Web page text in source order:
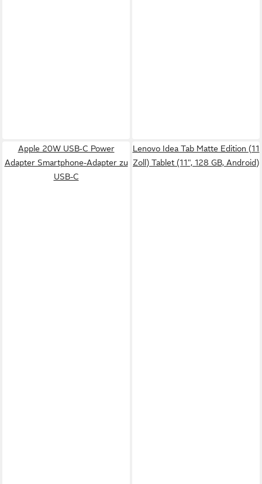
Apple 20W USB‑C Power
Adapter Smartphone-Adapter zu
USB-C
Lenovo Idea Tab Matte Edition (11
Zoll) Tablet (11", 128 GB, Android)